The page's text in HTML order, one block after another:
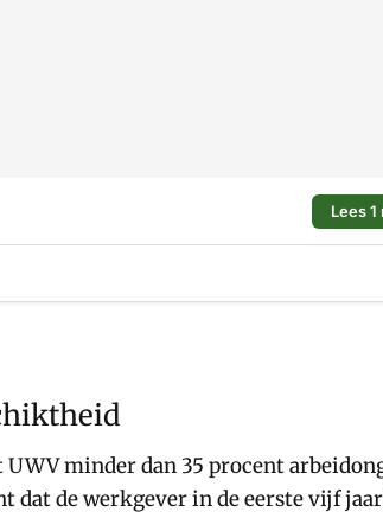
Lees
minder dan 35 procent
dat de werkgever in de eerste vijf